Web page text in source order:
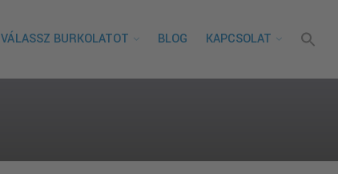
VÁLASSZ BURKOLATOT BLOG KAPCSOLAT